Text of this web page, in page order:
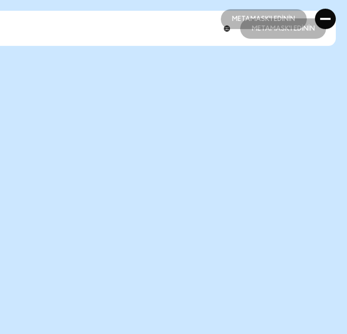
METAMASK'I EDİNİN
METAMASK'I EDİNİN
METAMASK'I EDİNİN